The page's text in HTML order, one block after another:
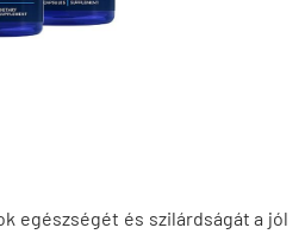
egészségét és szilárdságát a jól